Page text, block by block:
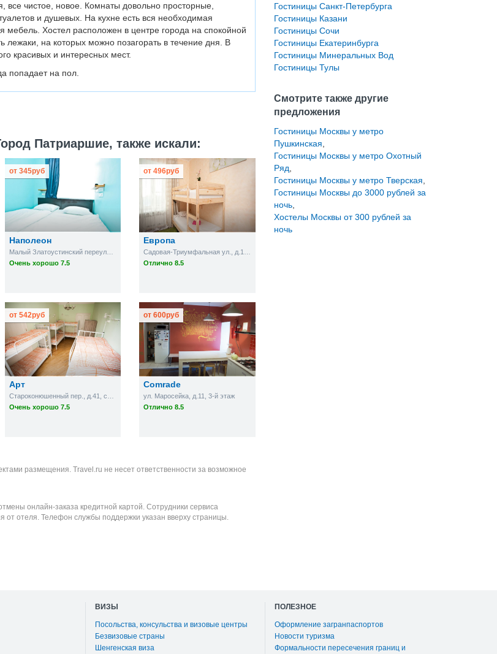
все чистое, новое. Комнаты довольно просторные,
и душевых. На кухне есть вся необходимая
мебель. Хостел расположен в центре города на спокойной
лежаки, на которых можно позагорать в течение дня. В
красивых и интересных мест.
попадает на пол.
Патриаршие, также искали:
Наполеон
Малый Златоустинский переулок, д. 2, 4-ый этаж
Очень хорошо 7.5
от 345руб
Европа
Отлично 8.5
от496руб
Арт
Очень хорошо 7.5
от 542руб
Comrade
ул. Маросейка, д.11, 3-й этаж
Отлично 8.5
от600руб
размещения. Travel.ru не несет ответственности за возможное
онлайн-заказа кредитной картой. Сотрудники сервиса
от отеля. Телефон службы поддержки указан вверху страницы.
Гостиницы Санкт-Петербурга
Гостиницы Казани
Гостиницы Сочи
Гостиницы Екатеринбурга
Гостиницы Минеральных Вод
Гостиницы Тулы
Смотрите также другие
предложения
Гостиницы Москвы у метро
Пушкинская
Гостиницы Москвы у метро Охотный
Ряд
Гостиницы Москвы у метро Тверская
Гостиницы Москвы до 3000 рублей за
ночь,
Хостелы Москвы от 300 рублей за
ночь
ВИЗЫ
Посольства, консульства и визовые центры
Безвизовые страны
Шенгенская виза
ПОЛЕЗНОЕ
Оформление загранпаспортов
Новости туризма
Формальности пересечения границ и